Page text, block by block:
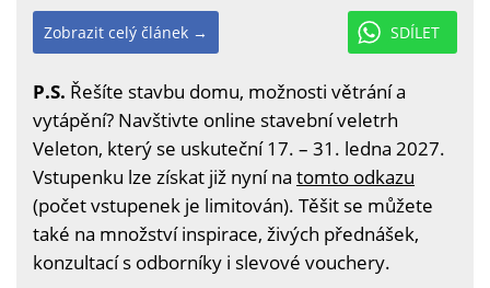
SDÍLET
Zobrazit celý článek →
P.S. Řešíte stavbu domu, možnosti větrání a
vytápění? Navštivte online stavební veletrh
Veleton, který se uskuteční 17. – 31. ledna 2027.
Vstupenku lze získat již nyní na tomto odkazu
(počet vstupenek je limitován). Těšit se můžete
také na množství inspirace, živých přednášek,
konzultací s odborníky i slevové vouchery.